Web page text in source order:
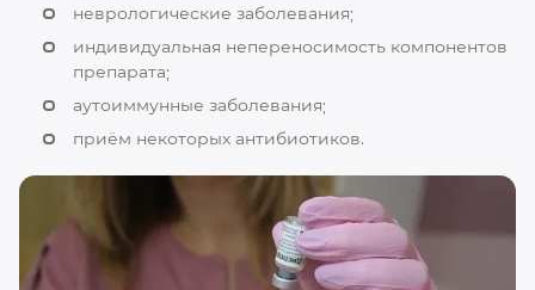
неврологические заболевания;
индивидуальная непереносимость компонентов
препарата;
аутоиммунные заболевания;
приём некоторых антибиотиков.